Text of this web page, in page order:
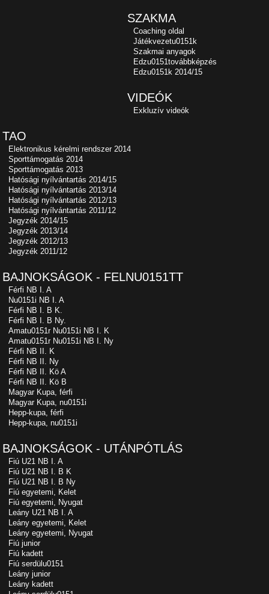
SZAKMA
Coaching oldal
Játékvezetu0151k
Szakmai anyagok
Edzu0151továbbképzés
Edzu0151k 2014/15
VIDEÓK
Exkluzív videók
TAO
Elektronikus kérelmi rendszer 2014
Sporttámogatás 2014
Sporttámogatás 2013
Hatósági nyílvántartás 2014/15
Hatósági nyílvántartás 2013/14
Hatósági nyílvántartás 2012/13
Hatósági nyílvántartás 2011/12
Jegyzék 2014/15
Jegyzék 2013/14
Jegyzék 2012/13
Jegyzék 2011/12
BAJNOKSÁGOK - FELNU0151TT
Férfi NB I. A
Nu0151i NB I. A
Férfi NB I. B K.
Férfi NB I. B Ny.
Amatu0151r Nu0151i NB I. K
Amatu0151r Nu0151i NB I. Ny
Férfi NB II. K
Férfi NB II. Ny
Férfi NB II. Kö A
Férfi NB II. Kö B
Magyar Kupa, férfi
Magyar Kupa, nu0151i
Hepp-kupa, férfi
Hepp-kupa, nu0151i
BAJNOKSÁGOK - UTÁNPÓTLÁS
Fiú U21 NB I. A
Fiú U21 NB I. B K
Fiú U21 NB I. B Ny
Fiú egyetemi, Kelet
Fiú egyetemi, Nyugat
Leány U21 NB I. A
Leány egyetemi, Kelet
Leány egyetemi, Nyugat
Fiú junior
Fiú kadett
Fiú serdülu0151
Leány junior
Leány kadett